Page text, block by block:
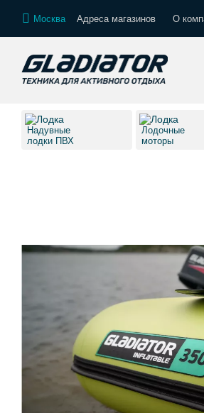
Москва Адреса магазинов О
Надувные
лодки ПВХ
Лодочные
моторы